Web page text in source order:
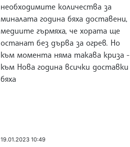
необходимите количества за
миналата година бяха доставени,
медиите гърмяха, че хората ще
останат без дърва за огрев. Но
към момента няма такава криза -
към Нова година всички доставки
бяха
19.01.2023 10:49